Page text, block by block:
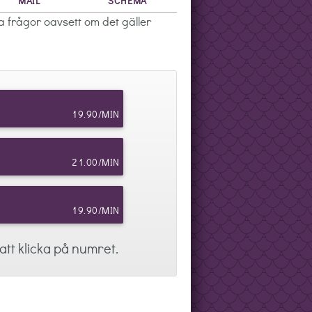
och hon hittar även
spår inte i sjukdom och
gärna de kontakter hon får
och tar gärna samtal
exakt i sina budskap och det
där både levande och
förr, var som finns runt mig
frågor oavsett om det gäller
19.90/MIN
21.00/MIN
19.90/MIN
klicka på numret.